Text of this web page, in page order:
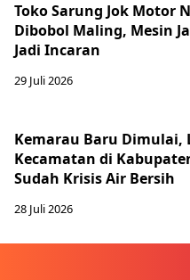
Toko Sarung Jok Motor
Dibobol Maling, Mesin
Jadi Incaran
29 Juli 2026
Kemarau Baru Dimulai,
Kecamatan di
Sudah Krisis Air Bersih
28 Juli 2026